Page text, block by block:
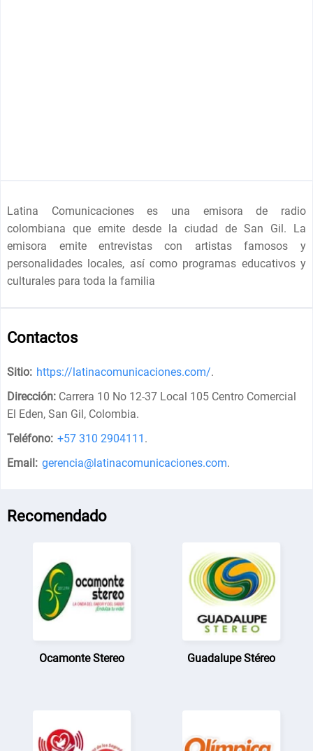
Latina Comunicaciones es una emisora de radio
colombiana que emite desde la ciudad de San Gil. La
emisora emite entrevistas con artistas famosos y
personalidades locales, así como programas educativos y
culturales para toda la familia
Contactos
Sitio: https://latinacomunicaciones.com/.
Dirección: Carrera 10 No 12-37 Local 105 Centro Comercial
El Eden, San Gil, Colombia.
Teléfono: +57 310 2904111 .
Email: gerencia@latinacomunicaciones.com.
Recomendado
Ocamonte Stereo Guadalupe Stéreo